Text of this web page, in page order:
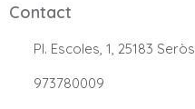
Contact
Pl. Escoles, 1, 25183 Seròs
973780009